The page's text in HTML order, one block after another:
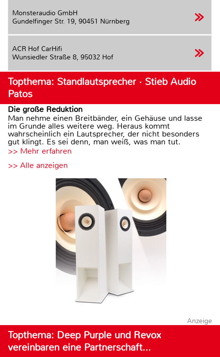
Monsteraudio GmbH
Gundelfinger Str. 19, 90451 Nürnberg
ACR Hof CarHifi
Wunsiedler Straße 8, 95032 Hof
Topthema: Standlautsprecher · Stieb Audio
Patos
Die große Reduktion
Man nehme einen Breitbänder, ein Gehäuse und lasse
im Grunde alles weitere weg. Heraus kommt
wahrscheinlich ein Lautsprecher, der nicht besonders
gut klingt. Es sei denn, man weiß, was man tut.
>> Mehr erfahren
>> Alle anzeigen
Anzeige
Topthema: Deep Purple und Revox
vereinbaren eine Partnerschaft…